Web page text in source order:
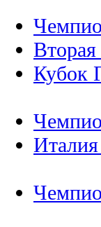
Вторая
Кубок